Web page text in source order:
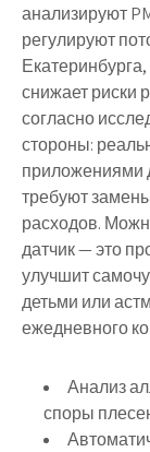
анализируют
регулируют
снижает риски
согласно
стороны:
приложениями
требуют
расходов.
датчик — это
улучшит
детьми или
ежедневного
Анализ
споры